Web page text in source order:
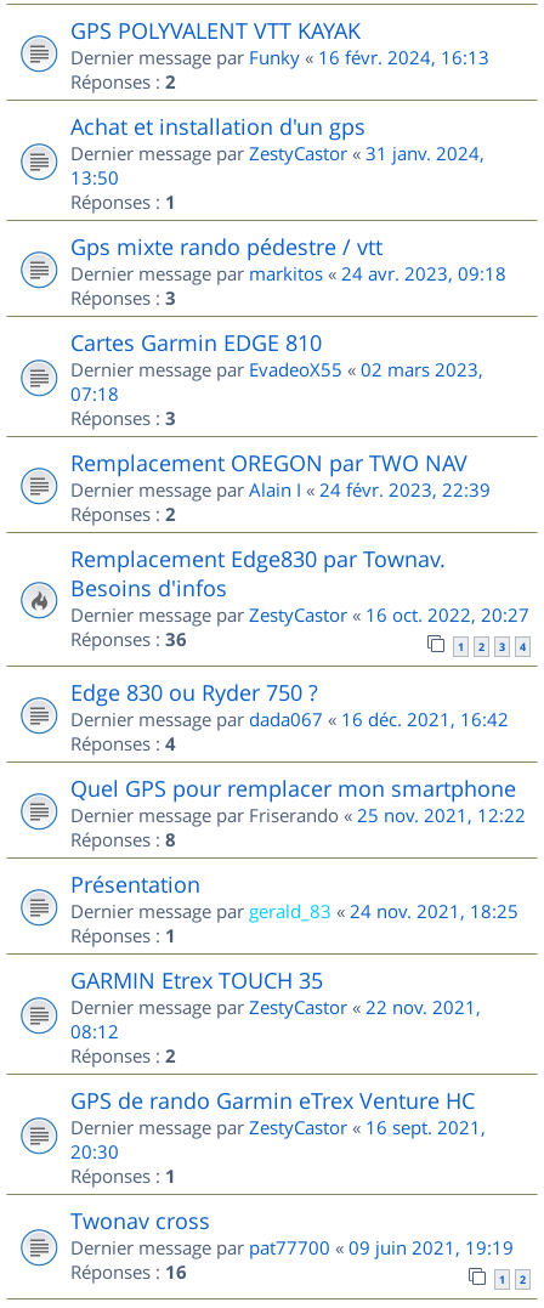
GPS POLYVALENT VTT KAYAK
Dernier message par Funky « 16 févr. 2024, 16:13
Réponses : 2
Achat et installation d'un gps
Dernier message par ZestyCastor « 31 janv. 2024,
13:50
Réponses : 1
Gps mixte rando pédestre / vtt
Dernier message par markitos « 24 avr. 2023, 09:18
Réponses : 3
Cartes Garmin EDGE 810
Dernier message par EvadeoX55 « 02 mars 2023,
07:18
Réponses : 3
Remplacement OREGON par TWO NAV
Dernier message par Alain I « 24 févr. 2023, 22:39
Réponses : 2
Remplacement Edge830 par Townav.
Besoins d'infos
Dernier message par ZestyCastor « 16 oct. 2022, 20:27
Réponses : 36 1 2 3 4
Edge 830 ou Ryder 750 ?
Dernier message par dada067 « 16 déc. 2021, 16:42
Réponses : 4
Quel GPS pour remplacer mon smartphone
Dernier message par Friserando « 25 nov. 2021, 12:22
Réponses : 8
Présentation
Dernier message par gerald_83 « 24 nov. 2021, 18:25
Réponses : 1
GARMIN Etrex TOUCH 35
Dernier message par ZestyCastor « 22 nov. 2021,
08:12
Réponses : 2
GPS de rando Garmin eTrex Venture HC
Dernier message par ZestyCastor « 16 sept. 2021,
20:30
Réponses : 1
Twonav cross
Dernier message par pat77700 « 09 juin 2021, 19:19
Réponses : 16 1 2